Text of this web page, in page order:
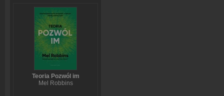
Teoria Pozwól im
Mel Robbins